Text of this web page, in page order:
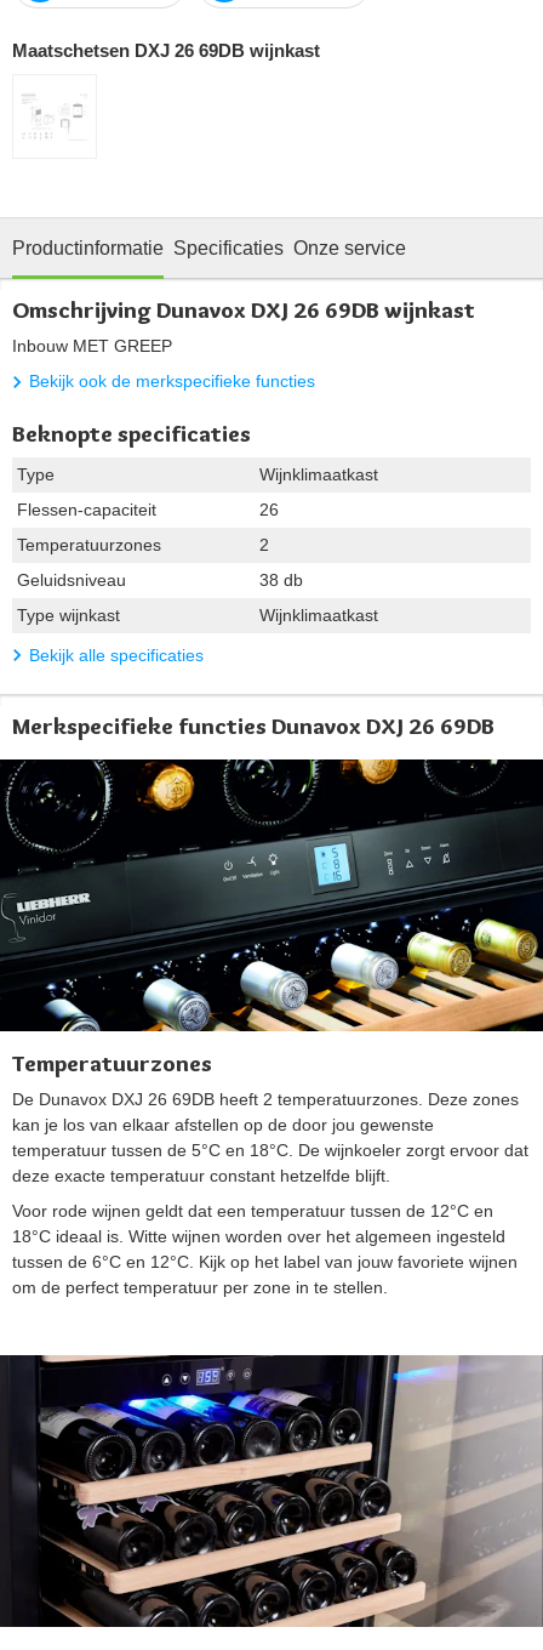
Maatschetsen DXJ 26 69DB wijnkast
Productinformatie Specificaties Onze service
Omschrijving Dunavox DXJ 26 69DB wijnkast
Inbouw MET GREEP
Bekijk ook de merkspecifieke functies
Beknopte specificaties
Type
Wijnklimaatkast
Flessen-capaciteit
26
Temperatuurzones
2
Geluidsniveau
38 db
Type wijnkast
Wijnklimaatkast
Bekijk alle specificaties
Merkspecifieke functies Dunavox DXJ 26 69DB
Temperatuurzones
De Dunavox DXJ 26 69DB heeft 2 temperatuurzones. Deze zones
kan je los van elkaar afstellen op de door jou gewenste
temperatuur tussen de 5°C en 18°C. De wijnkoeler zorgt ervoor dat
deze exacte temperatuur constant hetzelfde blijft.
Voor rode wijnen geldt dat een temperatuur tussen de 12°C en
18°C ideaal is. Witte wijnen worden over het algemeen ingesteld
tussen de 6°C en 12°C. Kijk op het label van jouw favoriete wijnen
om de perfect temperatuur per zone in te stellen.